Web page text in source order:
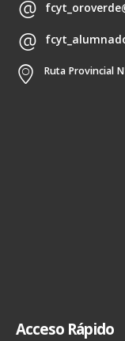
Ruta Provincial
Acceso Rápido